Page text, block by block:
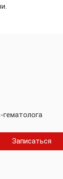
гематолога
Записаться